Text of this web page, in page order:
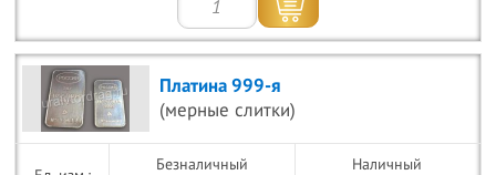
Платина 999-я
(мерные слитки)
Безналичный
Наличный